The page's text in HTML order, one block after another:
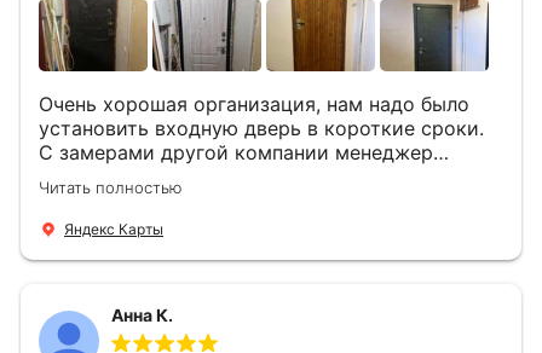
Очень хорошая организация, нам надо было
установить входную дверь в короткие сроки.
С замерами другой компании менеджер
компании Филлип, быстро предоставил нам
варианты дверей, монтаж тоже был очень
четкий, позвонили, согласовали и установили
Читать полностью
Яндекс Карты
Анна К.